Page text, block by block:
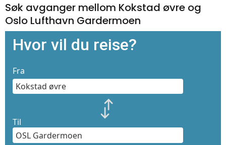
Søk avganger mellom Kokstad øvre og
Oslo Lufthavn Gardermoen
Hvor vil du reise?
Fra
Til